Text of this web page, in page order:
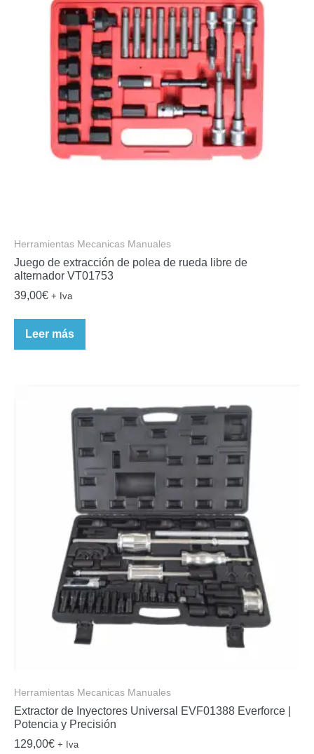
Herramientas Mecanicas Manuales
Juego de extracción de polea de rueda libre de
alternador VT01753
39,00€ + Iva
Leer más
Herramientas Mecanicas Manuales
Extractor de Inyectores Universal EVF01388 Everforce |
Potencia y Precisión
129,00€ + Iva